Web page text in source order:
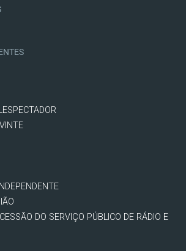
DO SERVIÇO PÚBLICO DE RÁDIO E